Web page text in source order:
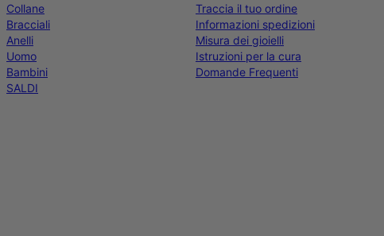
Collane
Bracciali
Anelli
Uomo
Bambini
SALDI
Traccia il tuo ordine
Informazioni spedizioni
Misura dei gioielli
Istruzioni per la cura
Domande Frequenti